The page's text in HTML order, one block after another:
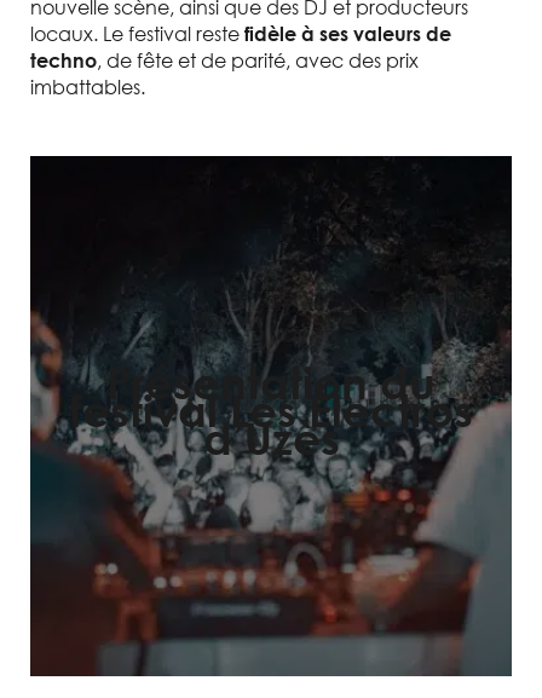
nouvelle scène, ainsi que des DJ et producteurs
locaux. Le festival reste fidèle à ses valeurs de
techno, de fête et de parité, avec des prix
imbattables.
Présentation du
festival Les Électros
d’Uzès